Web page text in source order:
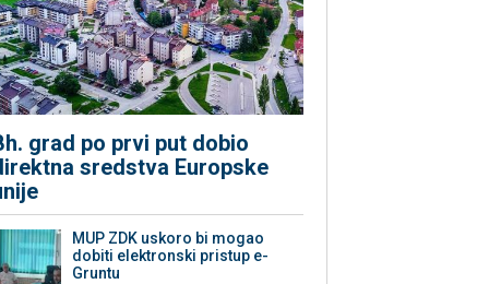
grad po prvi put dobio
sredstva Europske
MUP ZDK uskoro bi mogao
dobiti elektronski pristup e-
Gruntu